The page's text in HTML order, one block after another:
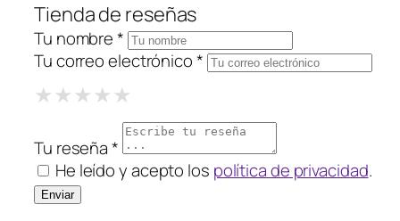
Tienda de reseñas
Tu nombre *
Tu correo electrónico *
★1 Star
★★2 Stars
★★★3 Stars
★★★★4 Stars
★★★★★
Tu reseña *
He leído y acepto los política de privacidad.